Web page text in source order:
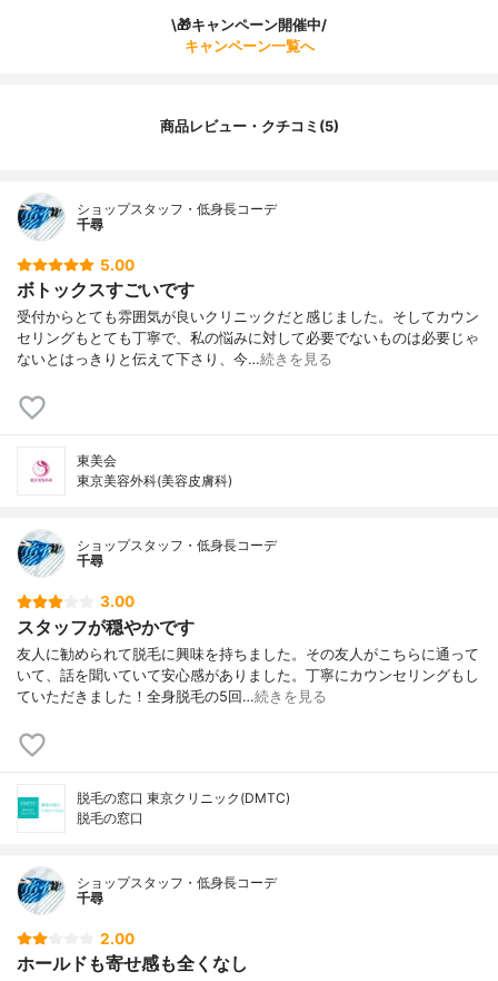
\🎁キャンペーン開催中/
キャンペーン一覧へ
商品レビュー・クチコミ(5)
ショップスタッフ・低身長コーデ
千尋
5.00
ボトックスすごいです
受付からとても雰囲気が良いクリニックだと感じました。そしてカウン
セリングもとても丁寧で、私の悩みに対して必要でないものは必要じゃ
ないとはっきりと伝えて下さり、今…続きを見る
東美会
東京美容外科(美容皮膚科)
ショップスタッフ・低身長コーデ
千尋
3.00
スタッフが穏やかです
友人に勧められて脱毛に興味を持ちました。その友人がこちらに通って
いて、話を聞いていて安心感がありました。丁寧にカウンセリングもし
ていただきました！全身脱毛の5回…続きを見る
脱毛の窓口 東京クリニック(DMTC)
脱毛の窓口
ショップスタッフ・低身長コーデ
千尋
2.00
ホールドも寄せ感も全くなし